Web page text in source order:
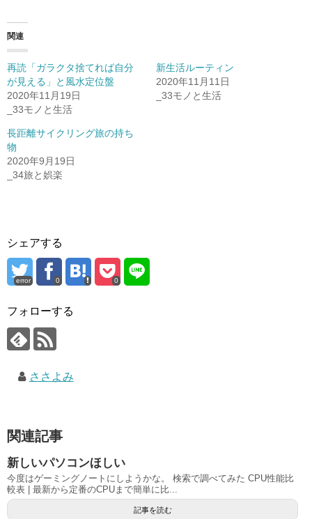
関連
再読「ガラクタ捨てれば自分
が見える」と風水定位盤
2020年11月19日
_33モノと生活
新生活ルーティン
2020年11月11日
_33モノと生活
長距離サイクリング旅の持ち
物
2020年9月19日
_34旅と娯楽
シェアする
error 0 0
フォローする
ささよみ
関連記事
新しいパソコンほしい
今度はゲーミングノートにしようかな。 検索で調べてみた CPU性能比
較表 | 最新から定番のCPUまで簡単に比...
記事を読む